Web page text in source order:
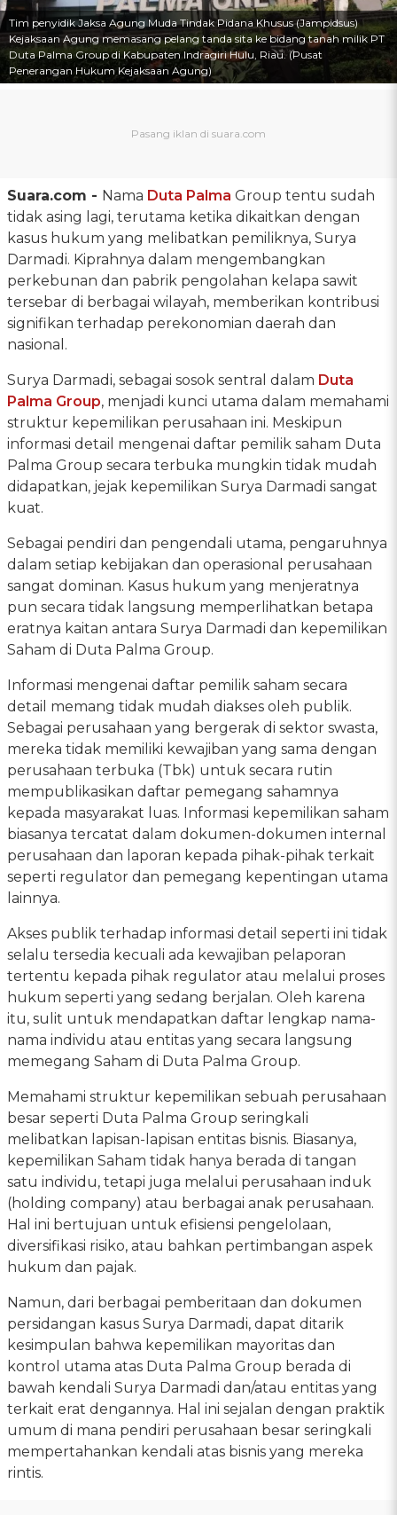
Tim penyidik Jaksa Agung Muda Tindak Pidana Khusus (Jampidsus)
Kejaksaan Agung memasang pelang tanda sita ke bidang tanah milik PT
Duta Palma Group di Kabupaten Indragiri Hulu, Riau. (Pusat
Penerangan Hukum Kejaksaan Agung)
Suara.com - Nama Duta Palma Group tentu sudah
tidak asing lagi, terutama ketika dikaitkan dengan
kasus hukum yang melibatkan pemiliknya, Surya
Darmadi. Kiprahnya dalam mengembangkan
perkebunan dan pabrik pengolahan kelapa sawit
tersebar di berbagai wilayah, memberikan kontribusi
signifikan terhadap perekonomian daerah dan
nasional.
Surya Darmadi, sebagai sosok sentral dalam Duta
Palma Group, menjadi kunci utama dalam memahami
struktur kepemilikan perusahaan ini. Meskipun
informasi detail mengenai daftar pemilik saham Duta
Palma Group secara terbuka mungkin tidak mudah
didapatkan, jejak kepemilikan Surya Darmadi sangat
kuat.
Sebagai pendiri dan pengendali utama, pengaruhnya
dalam setiap kebijakan dan operasional perusahaan
sangat dominan. Kasus hukum yang menjeratnya
pun secara tidak langsung memperlihatkan betapa
eratnya kaitan antara Surya Darmadi dan kepemilikan
Saham di Duta Palma Group.
Informasi mengenai daftar pemilik saham secara
detail memang tidak mudah diakses oleh publik.
Sebagai perusahaan yang bergerak di sektor swasta,
mereka tidak memiliki kewajiban yang sama dengan
perusahaan terbuka (Tbk) untuk secara rutin
mempublikasikan daftar pemegang sahamnya
kepada masyarakat luas. Informasi kepemilikan saham
biasanya tercatat dalam dokumen-dokumen internal
perusahaan dan laporan kepada pihak-pihak terkait
seperti regulator dan pemegang kepentingan utama
lainnya.
Akses publik terhadap informasi detail seperti ini tidak
selalu tersedia kecuali ada kewajiban pelaporan
tertentu kepada pihak regulator atau melalui proses
hukum seperti yang sedang berjalan. Oleh karena
itu, sulit untuk mendapatkan daftar lengkap nama-
nama individu atau entitas yang secara langsung
memegang Saham di Duta Palma Group.
Memahami struktur kepemilikan sebuah perusahaan
besar seperti Duta Palma Group seringkali
melibatkan lapisan-lapisan entitas bisnis. Biasanya,
kepemilikan Saham tidak hanya berada di tangan
satu individu, tetapi juga melalui perusahaan induk
(holding company) atau berbagai anak perusahaan.
Hal ini bertujuan untuk efisiensi pengelolaan,
diversifikasi risiko, atau bahkan pertimbangan aspek
hukum dan pajak.
Namun, dari berbagai pemberitaan dan dokumen
persidangan kasus Surya Darmadi, dapat ditarik
kesimpulan bahwa kepemilikan mayoritas dan
kontrol utama atas Duta Palma Group berada di
bawah kendali Surya Darmadi dan/atau entitas yang
terkait erat dengannya. Hal ini sejalan dengan praktik
umum di mana pendiri perusahaan besar seringkali
mempertahankan kendali atas bisnis yang mereka
rintis.